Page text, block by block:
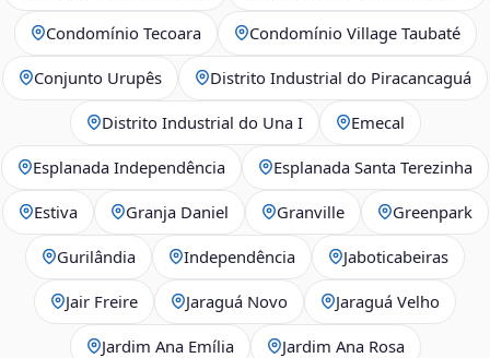
Condomínio Tecoara Condomínio Village Taubaté
Conjunto Urupês Distrito Industrial do Piracancaguá
Distrito Industrial do Una I Emecal
Esplanada Independência Esplanada Santa Terezinha
Estiva Granja Daniel Granville Greenpark
Gurilândia Independência Jaboticabeiras
Jair Freire Jaraguá Novo Jaraguá Velho
Jardim Ana Emília Jardim Ana Rosa